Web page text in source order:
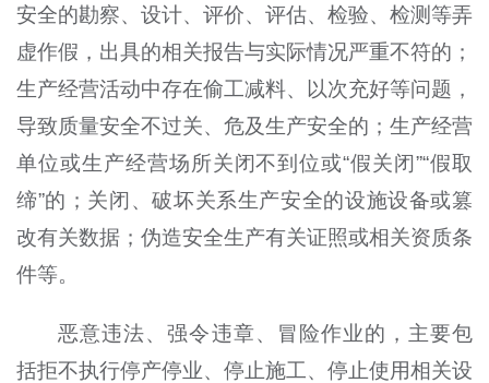
安全的勘察、设计、评价、评估、检验、检测等弄
虚作假，出具的相关报告与实际情况严重不符的；
生产经营活动中存在偷工减料、以次充好等问题，
导致质量安全不过关、危及生产安全的；生产经营
单位或生产经营场所关闭不到位或“假关闭”“假取
缔”的；关闭、破坏关系生产安全的设施设备或篡
改有关数据；伪造安全生产有关证照或相关资质条
件等。
恶意违法、强令违章、冒险作业的，主要包
括拒不执行停产停业、停止施工、停止使用相关设